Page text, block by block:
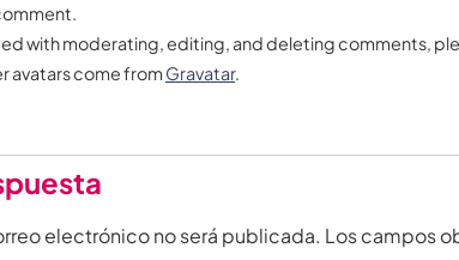
with moderating, editing, and deleting comments,
avatars come from Gravatar.
electrónico no será publicada. Los campos